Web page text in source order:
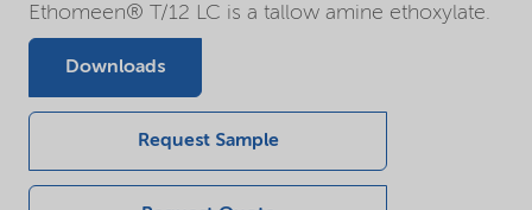
Ethomeen® T/12 LC is a tallow amine ethoxylate.
Downloads
Request Sample